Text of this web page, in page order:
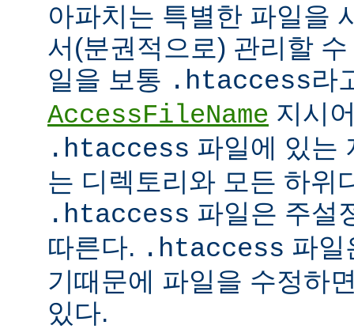
아파치는 특별한 파일을
서(분권적으로) 관리할
일을 보통 .htaccess라
AccessFileName 지시
.htaccess 파일에 있는
는 디렉토리와 모든 하위
.htaccess 파일은 주설
따른다. .htaccess 파일
기때문에 파일을 수정하
있다.